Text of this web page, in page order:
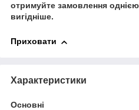
отримуйте замовлення
вигідніше.
Приховати
Характеристики
Основні